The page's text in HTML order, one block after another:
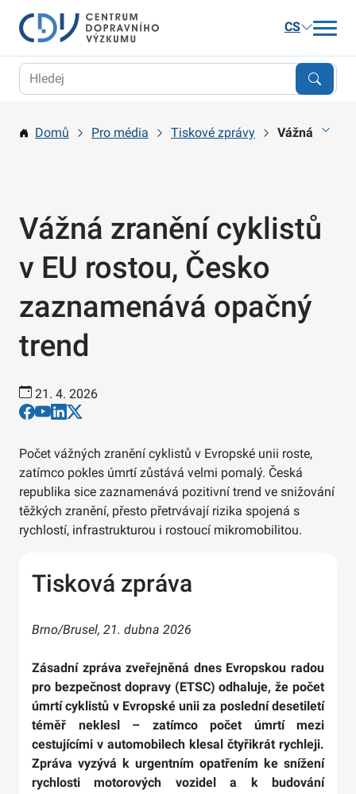
CS
Aktuality
O nás
Domů Pro média Tiskové zprávy Vážná
Vážná zranění cyklistů
v EU rostou, Česko
zaznamenává opačný
trend
21. 4. 2026
Počet vážných zranění cyklistů v Evropské unii roste,
zatímco pokles úmrtí zůstává velmi pomalý. Česká
republika sice zaznamenává pozitivní trend ve snižování
těžkých zranění, přesto přetrvávají rizika spojená s
rychlostí, infrastrukturou i rostoucí mikromobilitou.
Tisková zpráva
Brno/Brusel, 21. dubna 2026
Zásadní zpráva zveřejněná dnes Evropskou radou
pro bezpečnost dopravy (ETSC) odhaluje, že počet
úmrtí cyklistů v Evropské unii za poslední desetiletí
téměř neklesl – zatímco počet úmrtí mezi
cestujícími v automobilech klesal čtyřikrát rychleji.
Zpráva vyzývá k urgentním opatřením ke snížení
rychlosti motorových vozidel a k budování